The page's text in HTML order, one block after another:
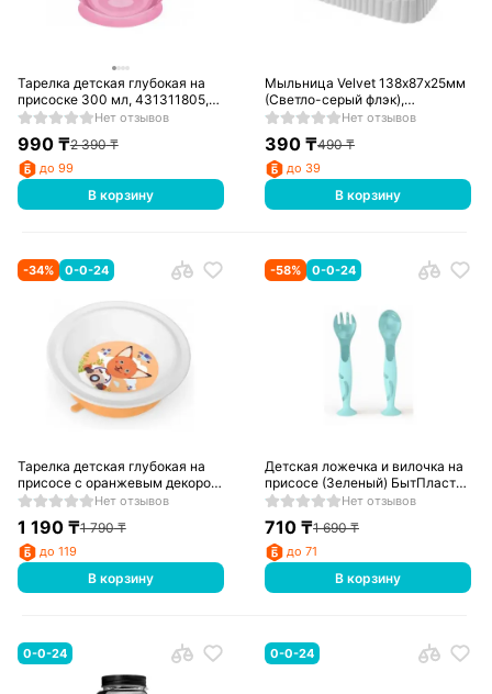
Тарелка детская глубокая на
присоске 300 мл, 431311805,
Розовый
Нет отзывов
990₸2 390₸
до 99
В корзину
Мыльница Velvet 138х87х25мм
(Светло-серый флэк),
433239638 Нет отзывов
390 ₸490₸
до 39
В корзину
-34% 0-0-24
Тарелка детская глубокая на
присосе с оранжевым декором
(Белый), 431316016
Нет отзывов
1 190₸1 790₸
до 119
В корзину
-58% 0-0-24
Детская ложечка и вилочка на
присосе (Зеленый) БытПласт
431312009 Нет отзывов
710 ₸1 690₸
до 71
В корзину
0-0-24 0-0-24